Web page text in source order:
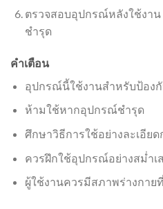
ตรวจสอบอุปกรณ์หลังใช้งา
ชำรุด
คำเตือน
อุปกรณ์นี้ใช้งานสำหรับป้อง
ห้ามใช้หากอุปกรณ์ชำรุด
ศึกษาวิธีการใช้อย่างละเอีย
ควรฝึกใช้อุปกรณ์อย่างสม่ำเ
ผู้ใช้งานควรมีสภาพร่างกา